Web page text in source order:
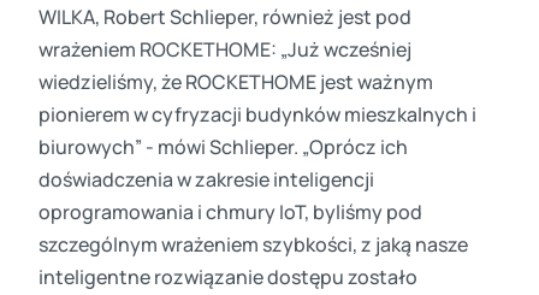
WILKA, Robert Schlieper, również jest pod
wrażeniem ROCKETHOME: „Już wcześniej
wiedzieliśmy, że ROCKETHOME jest ważnym
pionierem w cyfryzacji budynków mieszkalnych i
biurowych” - mówi Schlieper. „Oprócz ich
doświadczenia w zakresie inteligencji
oprogramowania i chmury IoT, byliśmy pod
szczególnym wrażeniem szybkości, z jaką nasze
inteligentne rozwiązanie dostępu zostało